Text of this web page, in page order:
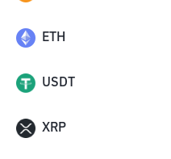
ETH
USDT
XRP